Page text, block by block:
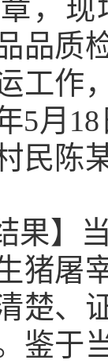
，
品质
工作
5月
民陈
果】
猪屠
楚、
鉴于